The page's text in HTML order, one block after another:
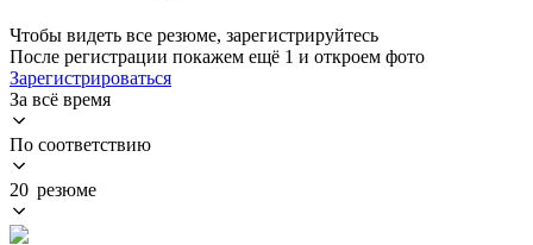
Чтобы видеть все резюме, зарегистрируйтесь
После регистрации покажем ещё 1 и откроем фото
Зарегистрироваться
За всё время
По соответствию
20 резюме